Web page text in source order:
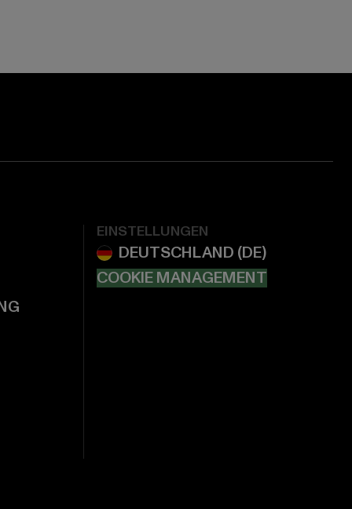
EINSTELLUNGEN
COOKIE MANAGEMENT